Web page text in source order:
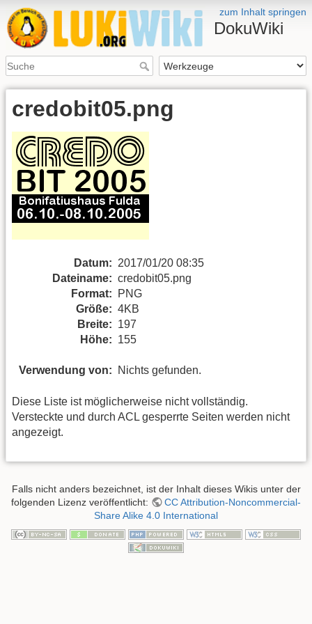
zum Inhalt springen
DokuWiki
credobit05.png
Datum: 2017/01/20 08:35
Dateiname: credobit05.png
Format:
PNG
Größe: 4KB
Breite: 197
Höhe: 155
Verwendung von: Nichts gefunden.
Diese Liste ist möglicherweise nicht vollständig.
Versteckte und durch ACL gesperrte Seiten werden nicht
angezeigt.
Falls nicht anders bezeichnet, ist der Inhalt dieses Wikis unter der
folgenden Lizenz veröffentlicht:
CC Attribution-Noncommercial-
Share Alike 4.0 International